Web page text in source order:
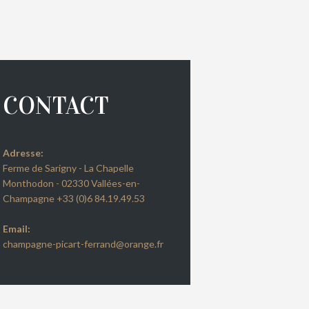
Next item
CONTACT
Adresse:
Ferme de Sarigny - La Chapelle
Monthodon - 02330 Vallées-en-
Champagne +33 (0)6 84.19.49.53
Email:
champagne-picart-ferrand@orange.fr